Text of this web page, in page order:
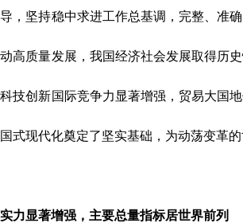
，坚持稳中求进工作总基调，完整、准
高质量发展，我国经济社会发展取得历
技创新国际竞争力显著增强，贸易大国
式现代化奠定了坚实基础，为动荡变革
显著增强，主要总量指标居世界前列